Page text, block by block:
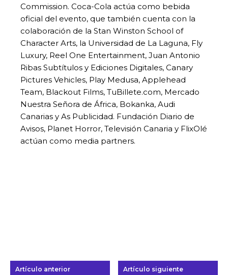
Commission. Coca-Cola actúa como bebida
oficial del evento, que también cuenta con la
colaboración de la Stan Winston School of
Character Arts, la Universidad de La Laguna, Fly
Luxury, Reel One Entertainment, Juan Antonio
Ribas Subtítulos y Ediciones Digitales, Canary
Pictures Vehicles, Play Medusa, Applehead
Team, Blackout Films, TuBillete.com, Mercado
Nuestra Señora de África, Bokanka, Audi
Canarias y As Publicidad. Fundación Diario de
Avisos, Planet Horror, Televisión Canaria y FlixOlé
actúan como media partners.
Artículo anterior Artículo siguiente